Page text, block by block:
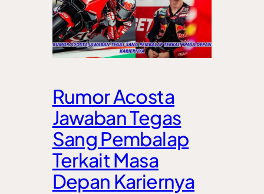
Rumor Acosta
Jawaban Tegas
Sang Pembalap
Terkait Masa
Depan Kariernya